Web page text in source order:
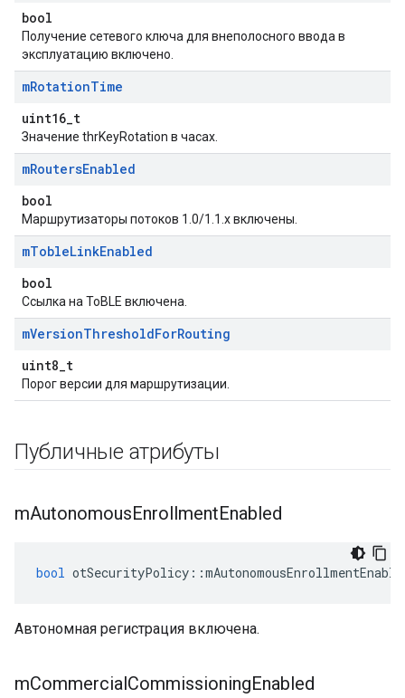
bool
Получение сетевого ключа для внеполосного ввода в
эксплуатацию включено.
mRotationTime
uint16_t
Значение thrKeyRotation в часах.
mRoutersEnabled
bool
Маршрутизаторы потоков 1.0/1.1.x включены.
mTobleLinkEnabled
bool
Ссылка на ToBLE включена.
mVersionThresholdForRouting
uint8_t
Порог версии для маршрутизации.
Публичные атрибуты
mAutonomousEnrollmentEnabled
bool otSecurityPolicy ::
Автономная регистрация включена.
mCommercialCommissioningEnabled